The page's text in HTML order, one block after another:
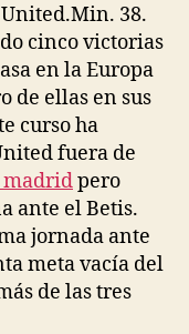
38.
cinco victorias
en la Europa
de ellas en sus
curso ha
fuera de
madridpero
ante el Betis.
jornada ante
meta vacía del
de las tres